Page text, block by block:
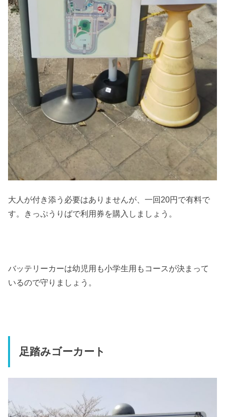
大人が付き添う必要はありませんが、一回20円で有料で
す。きっぷうりばで利用券を購入しましょう。
バッテリーカーは幼児用も小学生用もコースが決まって
いるので守りましょう。
足踏みゴーカート